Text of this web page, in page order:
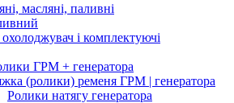
масляні, паливні
і комплектуючі
ГРМ + генератора
(ролики) ременя ГРМ | генератора
Ролики натягу генератора